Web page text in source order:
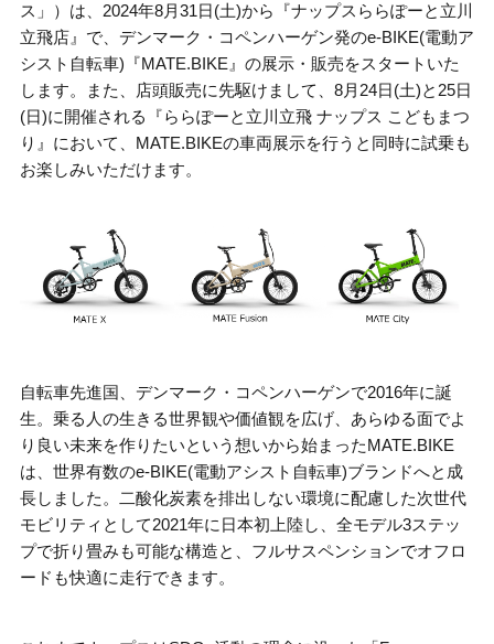
ス」）は、 2024年8月 31 日 (土)から『ナップスららぽーと立川
立飛店』で、デンマーク・コペンハーゲン発のe-BIKE(電動ア
シスト自転車) 『MATE.BIKE 』の展示・販売をスタートいた
します。また、店頭販売に先駆けまして、 8月 24日 (土)と 25日
(日)に開催される『ららぽーと立川立飛 ナップス こどもまつ
り』において、
MATE.BIKEの車両展示を行うと同時に試乗も
お楽しみいただけます。
自転車先進国、デンマーク・コペンハーゲンで2016年に誕
生。乗る人の生きる世界観や価値観を広げ、あらゆる面でよ
り良い未来を作りたいという想いから始まった MATE.BIKE
は、世界有数のe-BIKE(電動アシスト自転車)ブランドへと成
長しました。二酸化炭素を排出しない環境に配慮した次世代
モビリティとして2021年に日本初上陸し、全モデル3ステッ
プで折り畳みも可能な構造と、フルサスペンションでオフロ
ードも快適に走行できます。